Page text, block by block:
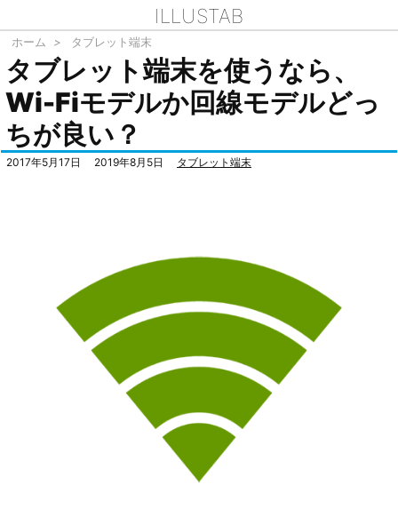
ILLUSTAB
ホーム > タブレット端末
タブレット端末を使うなら、
Wi-Fiモデルか回線モデルどっ
ちが良い？
2017年5月17日 2019年8月5日 タブレット端末